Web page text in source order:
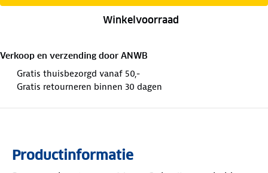
Winkelvoorraad
Verkoop en verzending door ANWB
Gratis thuisbezorgd vanaf 50,-
Gratis retourneren binnen 30 dagen
Productinformatie